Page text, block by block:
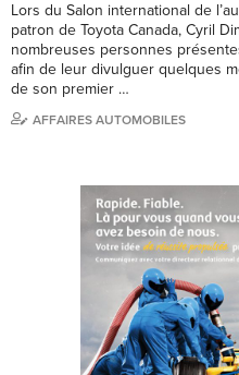
Lors du Salon international de
patron de Toyota Canada, Cyril
nombreuses personnes
afin de leur divulguer quelques
de son premier …
AFFAIRES AUTOMOBILES